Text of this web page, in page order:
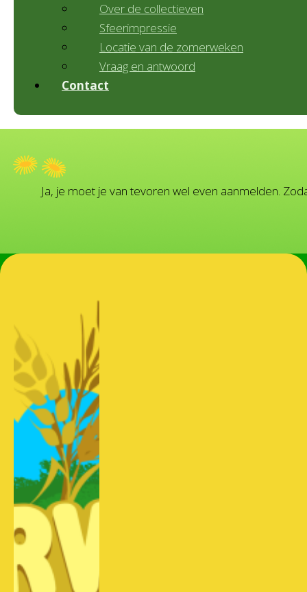
Over de collectieven
Sfeerimpressie
Locatie van de zomerweken
Vraag en antwoord
Contact
Ja, je moet je van tevoren wel even aanmelden.